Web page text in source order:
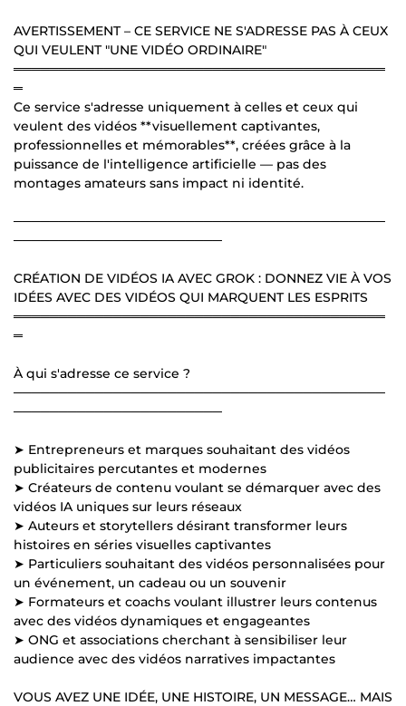
AVERTISSEMENT – CE SERVICE NE S'ADRESSE PAS À CEUX
QUI VEULENT "UNE VIDÉO ORDINAIRE"
═════════════════════════════════════════
═
Ce service s'adresse uniquement à celles et ceux qui
veulent des vidéos **visuellement captivantes,
professionnelles et mémorables**, créées grâce à la
puissance de l'intelligence artificielle — pas des
montages amateurs sans impact ni identité.
─────────────────────────────────────────
───────────────────────
CRÉATION DE VIDÉOS IA AVEC GROK : DONNEZ VIE À VOS
IDÉES AVEC DES VIDÉOS QUI MARQUENT LES ESPRITS
═════════════════════════════════════════
═
À qui s'adresse ce service ?
─────────────────────────────────────────
───────────────────────
➤ Entrepreneurs et marques souhaitant des vidéos
publicitaires percutantes et modernes
➤ Créateurs de contenu voulant se démarquer avec des
vidéos IA uniques sur leurs réseaux
➤ Auteurs et storytellers désirant transformer leurs
histoires en séries visuelles captivantes
➤ Particuliers souhaitant des vidéos personnalisées pour
un événement, un cadeau ou un souvenir
➤ Formateurs et coachs voulant illustrer leurs contenus
avec des vidéos dynamiques et engageantes
➤ ONG et associations cherchant à sensibiliser leur
audience avec des vidéos narratives impactantes
VOUS AVEZ UNE IDÉE, UNE HISTOIRE, UN MESSAGE… MAIS